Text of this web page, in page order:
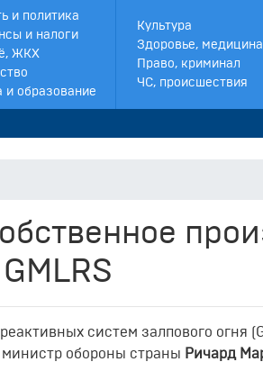
и политика
и налоги
ЖКХ
и образование
Культура
Здоровье, медицина
Право, криминал
ЧС, происшествия
систем залпового огня
министр обороны страны Ричард